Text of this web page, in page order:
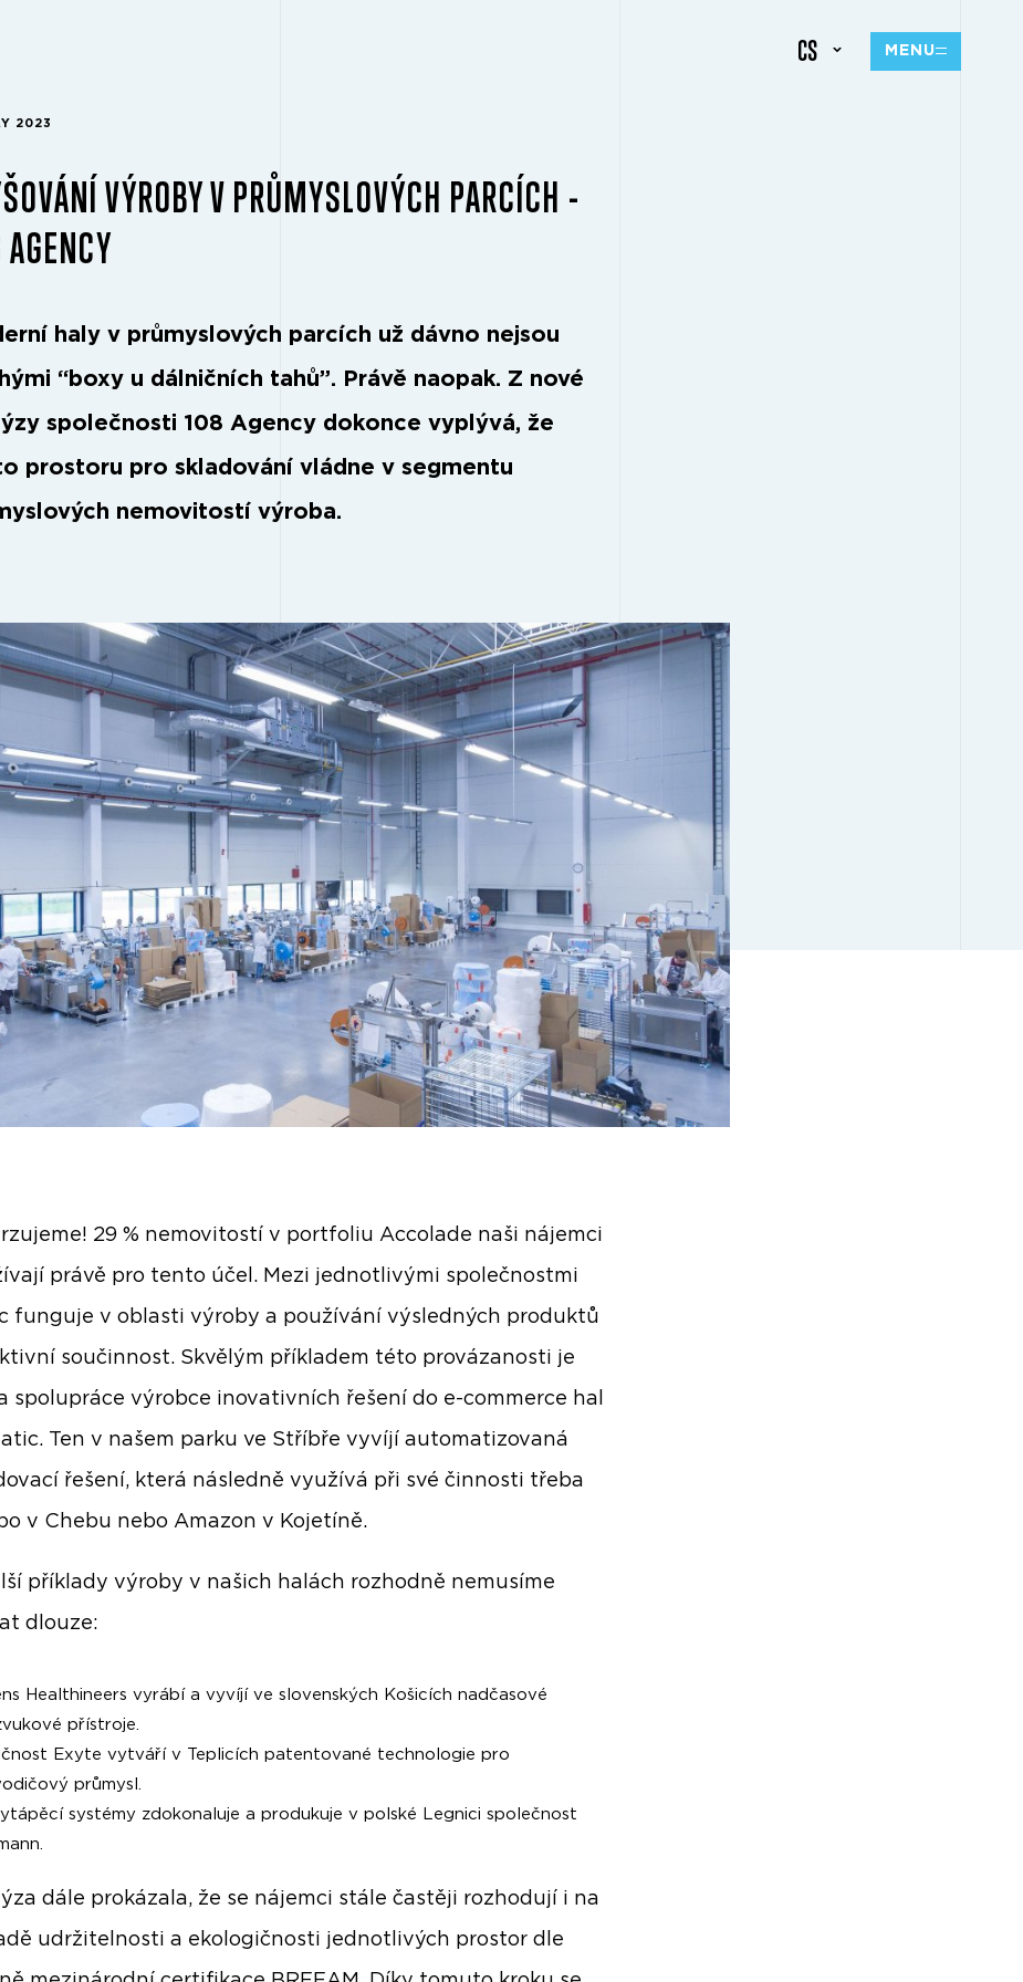
CS MENU
2023
VÝROBY V PRŮMYSLOVÝCH PARCÍCH -
haly v průmyslových parcích už dávno nejsou
“boxy u dálničních tahů”. Právě naopak. Z nové
společnosti 108 Agency dokonce vyplývá, že
prostoru pro skladování vládne v segmentu
nemovitostí výroba.
29 % nemovitostí v portfoliu Accolade naši nájemci
právě pro tento účel. Mezi jednotlivými společnostmi
funguje v oblasti výroby a používání výsledných produktů
součinnost. Skvělým příkladem této provázanosti je
spolupráce výrobce inovativních řešení do e-commerce hal
Ten v našem parku ve Stříbře vyvíjí automatizovaná
řešení, která následně využívá při své činnosti třeba
v Chebu nebo Amazon v Kojetíně.
příklady výroby v našich halách rozhodně nemusíme
dlouze:
Healthineers vyrábí a vyvíjí ve slovenských Košicích nadčasové
přístroje.
Exyte vytváří v Teplicích patentované technologie pro
průmysl.
systémy zdokonaluje a produkuje v polské Legnici společnost
dále prokázala, že se nájemci stále častěji rozhodují i na
udržitelnosti a ekologičnosti jednotlivých prostor dle